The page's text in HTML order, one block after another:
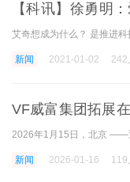
【科讯】徐勇明
助广告投放者“掘金
新闻 2021-01-02 242
VF威富集团拓展
于北京来福士盛大
新闻 2026-01-16 119